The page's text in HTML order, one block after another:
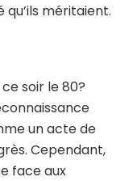
méritaient.
soir le 80?
un acte de
Cependant,
face aux